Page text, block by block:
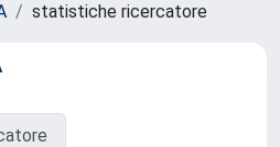
statistiche ricercatore